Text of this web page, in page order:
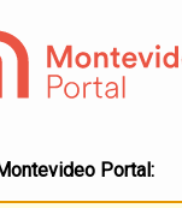
Portal: